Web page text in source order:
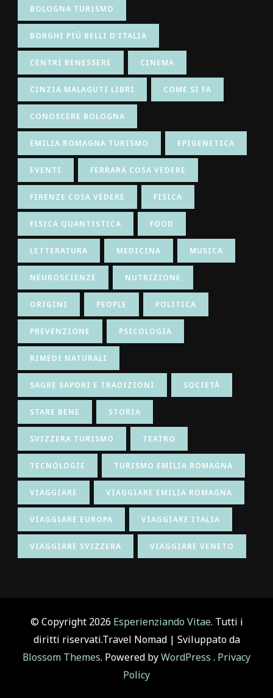
BOLOGNA TURISMO
BORGHI PIÙ BELLI D'ITALIA
CENTRI BENESSERE CINEMA
CINZIA MALAGUTI LIBRI COME SI FA
CONOSCERE BOLOGNA
EMILIA ROMAGNA TURISMO EPIGENETICA
EVENTI FERRARA COSA VEDERE
FIRENZE COSA VEDERE FISICA
FISICA QUANTISTICA FOOD
LETTERATURA MEDICINA MUSICA
NEUROSCIENZE NUTRIZIONE
ORIGINI PEOPLE POLITICA
PREVENZIONE PSICOLOGIA
RIMEDI NATURALI
SAGRE SAPORI E TRADIZIONI SOCIETÀ
STARE BENE STORIA
SVIZZERA TURISMO TEATRO
TECNOLOGIE TURISMO EMILIA ROMAGNA
VIAGGIARE VIAGGIARE EMILIA ROMAGNA
VIAGGIARE EUROPA VIAGGIARE ITALIA
VIAGGIARE SVIZZERA VIAGGIARE VENETO
© Copyright 2026 Esperienziando Vitae. Tutti i
diritti riservati.Travel Nomad | Sviluppato da
Blossom Themes. Powered byWordPress . Privacy
Policy